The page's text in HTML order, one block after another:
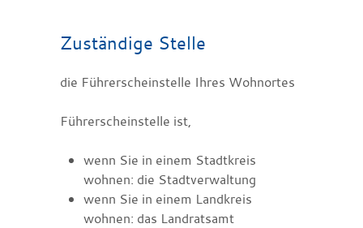
Zuständige Stelle
die Führerscheinstelle Ihres Wohnortes
Führerscheinstelle ist,
wenn Sie in einem Stadtkreis
wohnen: die Stadtverwaltung
wenn Sie in einem Landkreis
wohnen: das Landratsamt